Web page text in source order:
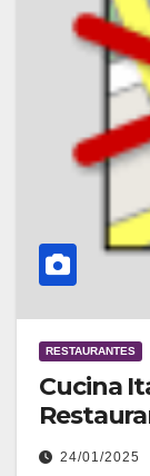
RESTAURANTES
Cucina
24/01/2025